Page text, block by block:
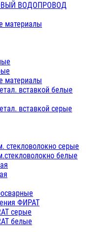
ВОДОПРОВОД
материалы
материалы
вставкой белые
вставкой серые
стекловолокно серые
белые
ФИРАТ
серые
белые